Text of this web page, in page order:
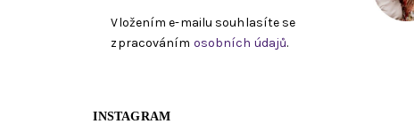
Vložením e-mailu souhlasíte se
zpracováním osobních údajů.
INSTAGRAM